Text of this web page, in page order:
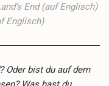
End (auf Englisch)
Englisch)
Oder bist du auf dem